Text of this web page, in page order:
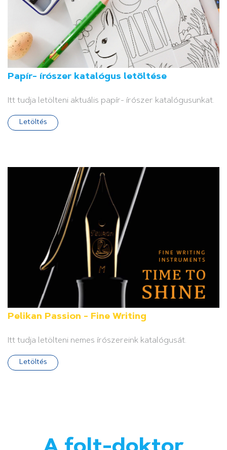
Papír- írószer katalógus letöltése
Itt tudja letölteni aktuális papír- írószer katalógusunkat.
Letöltés
Pelikan Passion - Fine Writing
Itt tudja letölteni nemes írószereink katalógusát.
Letöltés